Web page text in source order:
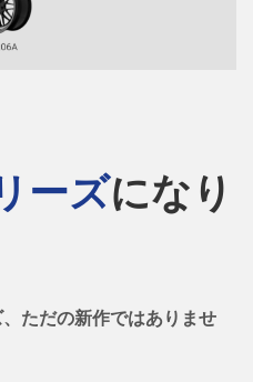
ーズになり
ただの新作ではありませ